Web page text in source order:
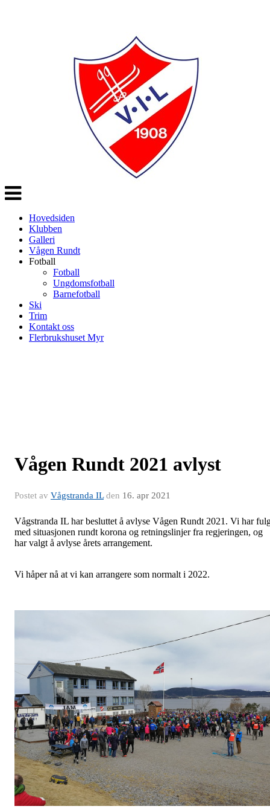
Veksle
navigasjon
Hovedsiden
Klubben
Galleri
Vågen Rundt
Fotball
Fotball
Ungdomsfotball
Barnefotball
Ski
Trim
Kontakt oss
Flerbrukshuset Myr
Vågen Rundt 2021 avlyst
Postet av Vågstranda ILden 16. apr 2021
Vågstranda IL har besluttet å avlyse Vågen Rundt 2021. Vi har
med situasjonen rundt korona og retningslinjer fra regjeringen, og
har valgt å avlyse årets arrangement.
Vi håper nå at vi kan arrangere som normalt i 2022.